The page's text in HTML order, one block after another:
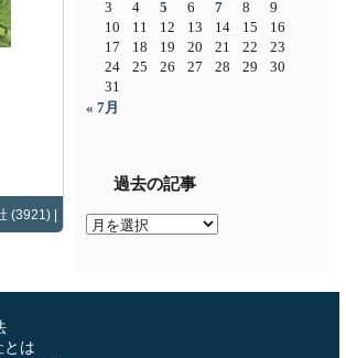
(3921) |
3
4 5 6 7 8
9
10
11 12 13 14 15
16
17
18 19 20 21 22
23
24
25 26 27 28 29
30
31
« 7月
過去の記事
過
とは